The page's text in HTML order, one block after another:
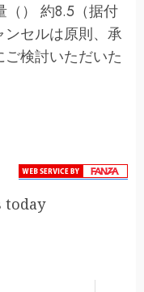
（） 約8.5（据付
セルは原則、承
検討いただいた
today